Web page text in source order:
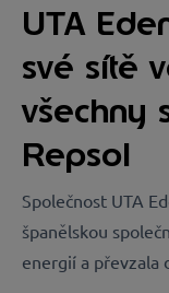
UTA
své sítě
všechny
Repsol
Společnost UTA
španělskou
energií a převzala